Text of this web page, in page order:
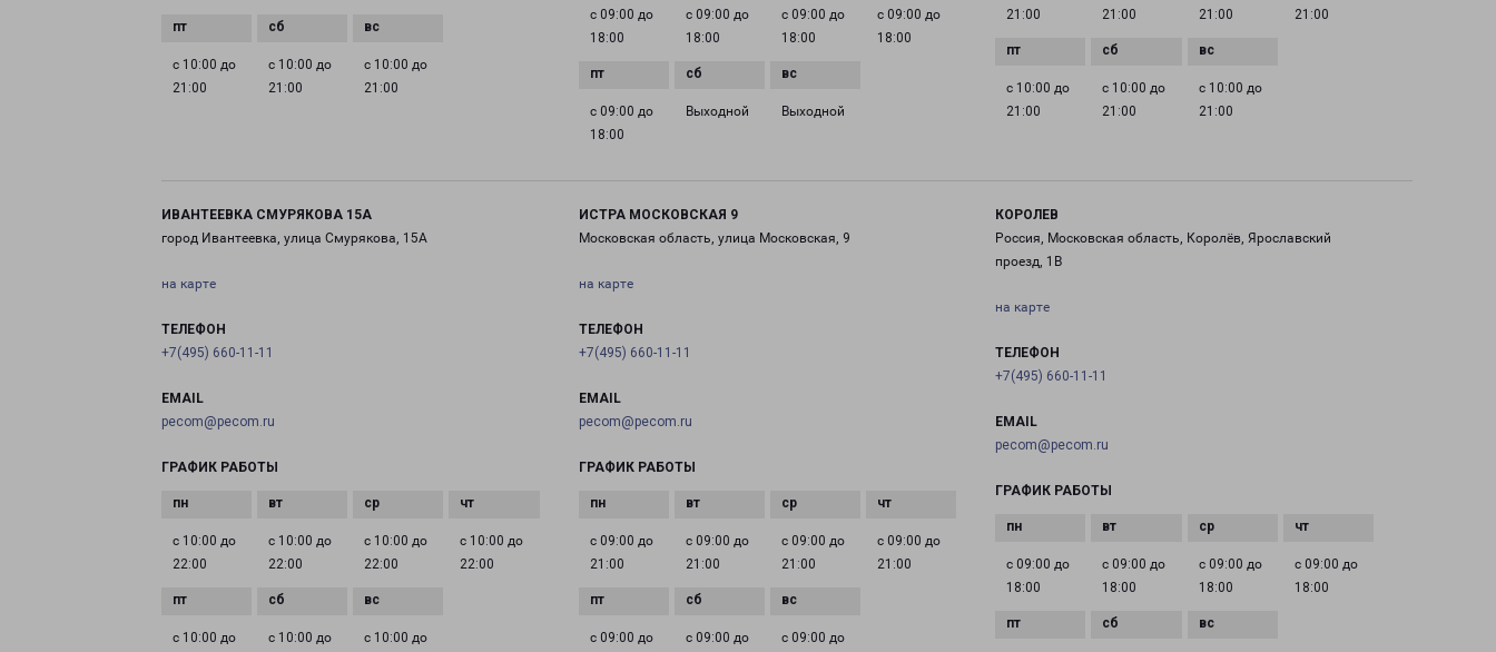
с 10:00 до
21:00
с 10:00 до
21:00
с 10:00 до
21:00
с 09:00 до
18:00
с 09:00 до
18:00
с 09:00 до
18:00
с 09:00 до
18:00
с 09:00 до
18:00
Выходной Выходной
21:00
21:00
21:00
21:00
с 10:00 до
21:00
с 10:00 до
21:00
с 10:00 до
21:00
ИВАНТЕЕВКА СМУРЯКОВА 15А
город Ивантеевка, улица Смурякова, 15А
на карте
ТЕЛЕФОН
+7(495) 660-11-11
EMAIL
pecom@pecom.ru
ГРАФИК РАБОТЫ
с 10:00 до
22:00
с 10:00 до
22:00
с 10:00 до
22:00
с 10:00 до
22:00
с 10:00 до с 10:00 до с 10:00 до
ИСТРА МОСКОВСКАЯ 9
Московская область, улица Московская, 9
на карте
ТЕЛЕФОН
+7(495) 660-11-11
EMAIL
pecom@pecom.ru
ГРАФИК РАБОТЫ
с 09:00 до
21:00
с 09:00 до
21:00
с 09:00 до
21:00
с 09:00 до
21:00
с 09:00 до с 09:00 до с 09:00 до
КОРОЛЕВ
Россия, Московская область, Королёв, Ярославский
проезд, 1В
на карте
ТЕЛЕФОН
+7(495) 660-11-11
EMAIL
pecom@pecom.ru
ГРАФИК РАБОТЫ
с 09:00 до
18:00
с 09:00 до
18:00
с 09:00 до
18:00
с 09:00 до
18:00